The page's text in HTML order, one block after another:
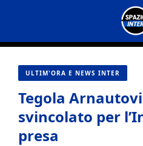
contenuto
ULTIM'ORA E NEWS INTER
Tegola
svincolato per
presa